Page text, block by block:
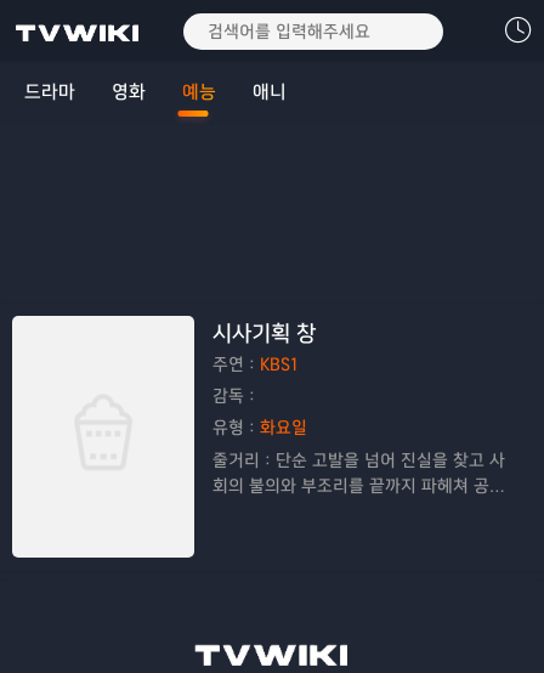
드라마 영화 예능 애니
시사기획 창
주연： KBS1
감독：
유형： 화요일
줄거리： 단순 고발을 넘어 진실을 찾고 사
회의 불의와 부조리를 끝까지 파헤쳐 공정